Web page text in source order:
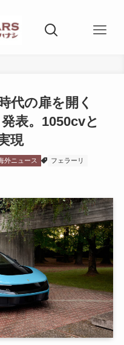
代の扉を開く
表。1050cvと
現
外ニュース フェラーリ